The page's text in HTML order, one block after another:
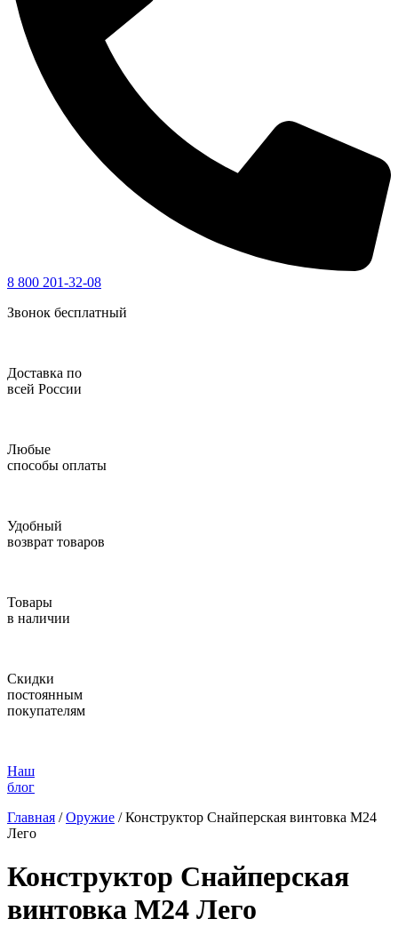
8 800 201-32-08
Звонок бесплатный
Доставка по
всей России
Любые
способы оплаты
Удобный
возврат товаров
Товары
в наличии
Скидки
постоянным
покупателям
Наш
блог
Главная /Оружие / Конструктор Снайперская винтовка M24
Лего
Конструктор Снайперская
винтовка M24 Лего